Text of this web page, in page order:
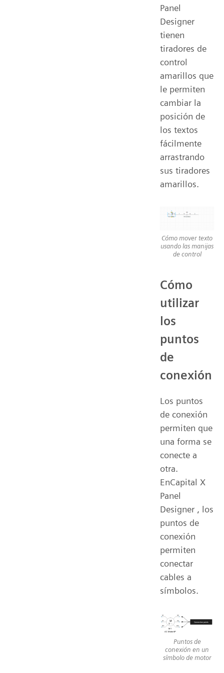
Panel
Designer
tienen
tiradores de
control
amarillos que
le permiten
cambiar la
posición de
los textos
fácilmente
arrastrando
sus tiradores
amarillos.
Cómo mover texto
usando las manijas
de control
Cómo
utilizar
los
puntos
de
conexión
Los puntos
de conexión
permiten que
una forma se
conecte a
otra.
EnCapital X
Panel
Designer , los
puntos de
conexión
permiten
conectar
cables a
símbolos.
Puntos de
conexión en un
símbolo de motor